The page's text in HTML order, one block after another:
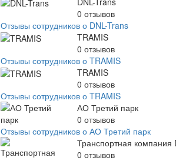
0 отзывов
Отзывы сотрудников о DNL-Trans
TRAMIS
0 отзывов
Отзывы сотрудников о TRAMIS
TRAMIS
0 отзывов
Отзывы сотрудников о TRAMIS
АО Третий парк
0 отзывов
Отзывы сотрудников о АО Третий парк
Транспортная компания
0 отзывов